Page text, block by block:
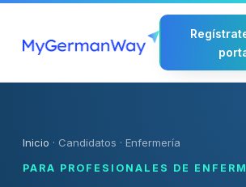
Inicio · Candidatos · Enfermería
PARA PROFESIONALES DE